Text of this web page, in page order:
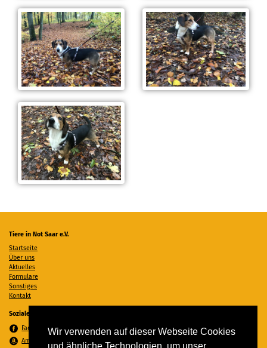
Wir verwenden auf dieser Webseite Cookies
Tiere in Not Saar e.V.
Startseite
Über uns
Aktuelles
Formulare
Sonstiges
Kontakt
Soziale Medien
Facebook
Amazon Wunschzettel